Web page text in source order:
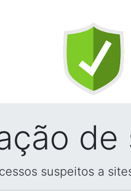
de
suspeitos a